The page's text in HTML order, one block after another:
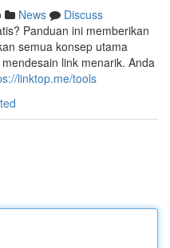
News
Discuss
Panduan ini memberikan
semua konsep utama
link menarik. Anda
linktop.me/tools